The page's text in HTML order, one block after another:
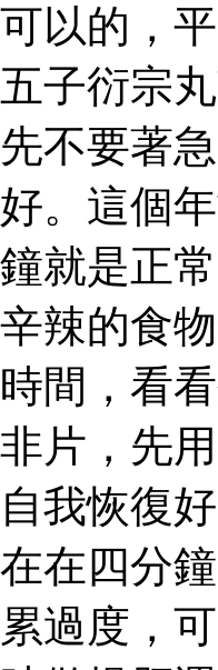
可以的，
五子衍宗
先不要著
好。這個
鐘就是正
辛辣的食
時間，看
非片，先
自我恢復
在在四分
累過度，